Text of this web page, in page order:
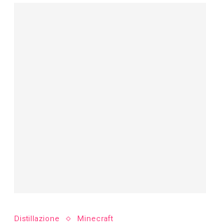
Distillazione Minecraft